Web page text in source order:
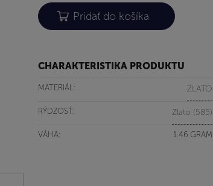
CHARAKTERISTIKA PRODUKTU
MATERIÁL: ZLATO
RÝDZOSŤ: Zlato (585)
VÁHA: 1.46 GRAM